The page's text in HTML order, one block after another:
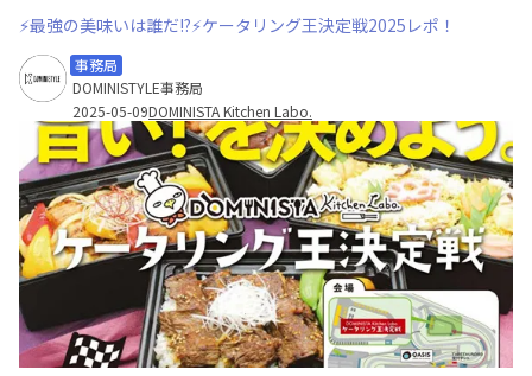
⚡最強の美味いは誰だ!?⚡ケータリング王決定戦2025レポ！
事務局
DOMINISTYLE事務局
2025-05-09DOMINISTA Kitchen Labo.